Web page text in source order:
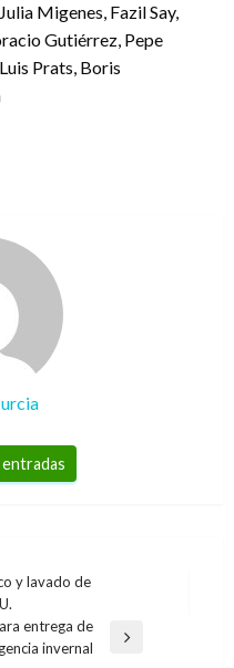
Migenes, Fazil Say,
Gutiérrez, Pepe
Prats, Boris
y lavado de
entrega de
invernal